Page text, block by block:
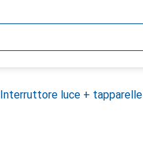
Interruttore luce + tapparelle